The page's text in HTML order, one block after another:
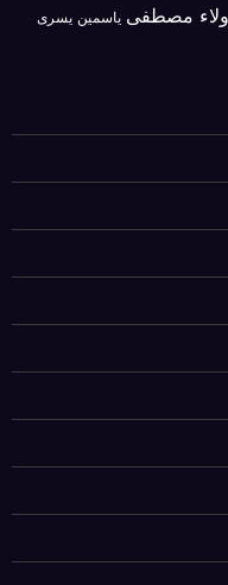
ولاء مصطفى ياسمين يسرى